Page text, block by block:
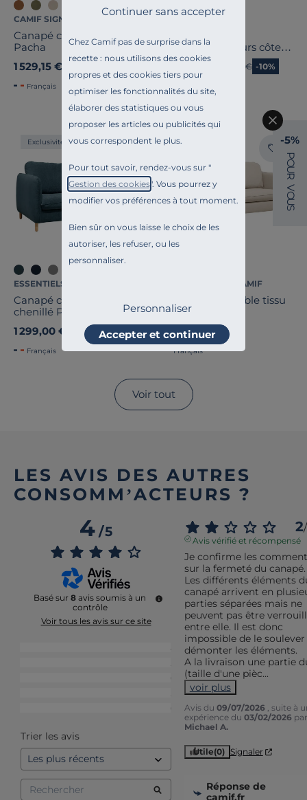
Chez Camif pas de surprise dans la
recette : nous utilisons des cookies
propres et des cookies tiers pour
optimiser les fonctionnalités du site,
élaborer des statistiques ou vous
proposer les articles ou publicités qui
vous correspondent le plus.
Pour tout savoir, rendez-vous sur "
Gestion des cookies". Vous pourrez y
modifier vos préférences à tout moment.
Bien sûr on vous laisse le choix de les
autoriser, les refuser, ou les
personnaliser.
Continuer sans accepter
Personnaliser
Accepter et continuer
CAMIF SIGNATURE
Canapé convertible tissu
Pacha
1 529,15 €
Français
CAMIF SIGNATURE
Canapé d'angle
convertible velours côtelé
Otto
Ancien prix
2 399,00 € -10%
Français
Exclusivité
ESSENTIELS PAR CAMIF
Canapé convertible tissu
chenillé Portimo
1 299,00 €
Français
Exclusivité
ESSENTIELS PAR CAMIF
Canapé convertible tissu
Portimo
1 299,00 €
Français
Voir tout
LES AVIS DES AUTRES
CONSOMM’ACTEURS ?
4/5
Basé sur 8 avis soumis à un
contrôle
Voir tous les avis sur ce site
4
0
0
Trier les avis
2/
Avis vérifié et récompensé
Je confirme les
sur la fermeté du
Les différents éléments
canapé arrivent en
parties séparées mais ne
peuvent pas être
entre elle. Il est donc
impossible de le soulever
démonter les éléments.
A la livraison une partie
(taille d'une pièc...
voir plus
Avis du 09/07/2026 , suite à
expérience du 03/02/2026 par
Michael A.
Utile(0) Signaler
Réponse de
-5%
P
O
U
R
V
O
U
S